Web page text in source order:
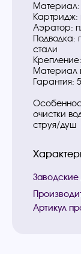
Материал:
Аэратор:
Подводка:
стали
Материал
Гарантия:
очистки
струя/душ
Артикул